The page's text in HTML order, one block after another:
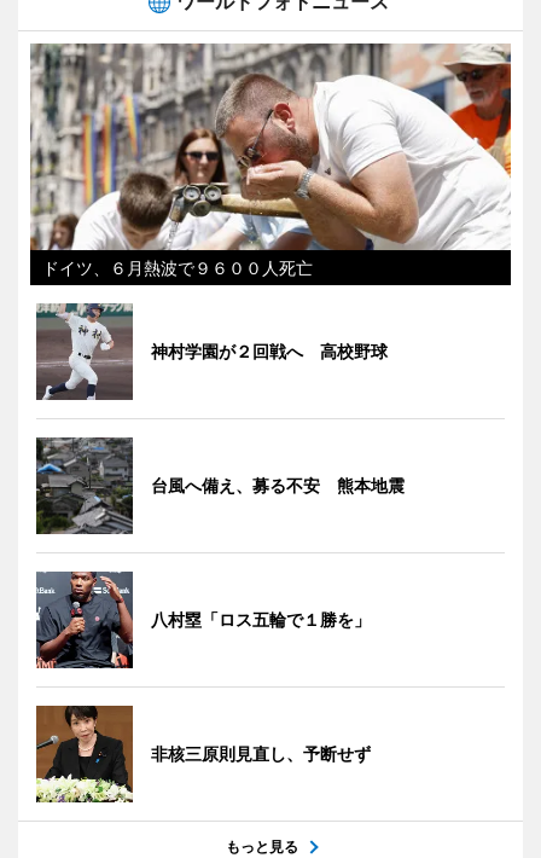
ドイツ、６月熱波で９６００人死亡
神村学園が２回戦へ 高校野球
台風へ備え、募る不安 熊本地震
八村塁「ロス五輪で１勝を」
非核三原則見直し、予断せず
もっと見る